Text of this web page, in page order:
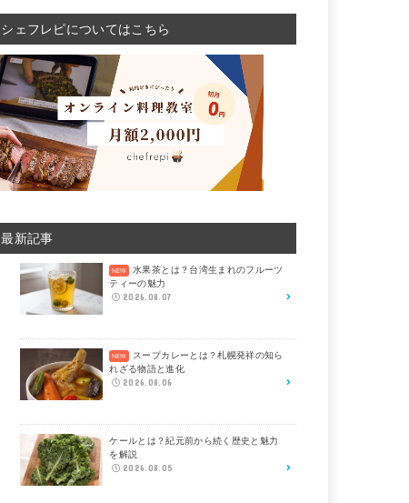
シェフレピについてはこちら
最新記事
水果茶とは？台湾生まれのフルーツ
ティーの魅力
2026.08.07
スープカレーとは？札幌発祥の知ら
れざる物語と進化
2026.08.06
ケールとは？紀元前から続く歴史と魅力
を解説
2026.08.05